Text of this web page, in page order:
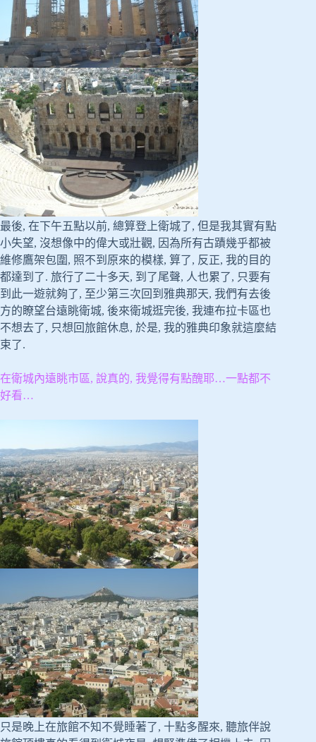
最後, 在下午五點以前, 總算登上衛城了, 但是我其實有點
小失望, 沒想像中的偉大或壯觀, 因為所有古蹟幾乎都被
維修鷹架包圍, 照不到原來的模樣, 算了, 反正, 我的目的
都達到了. 旅行了二十多天, 到了尾聲, 人也累了, 只要有
到此一遊就夠了, 至少第三次回到雅典那天, 我們有去後
方的瞭望台遠眺衛城, 後來衛城逛完後, 我連布拉卡區也
不想去了, 只想回旅館休息, 於是, 我的雅典印象就這麼結
束了.
在衛城內遠眺市區, 說真的, 我覺得有點醜耶…一點都不
好看…
只是晚上在旅館不知不覺睡著了, 十點多醒來, 聽旅伴說